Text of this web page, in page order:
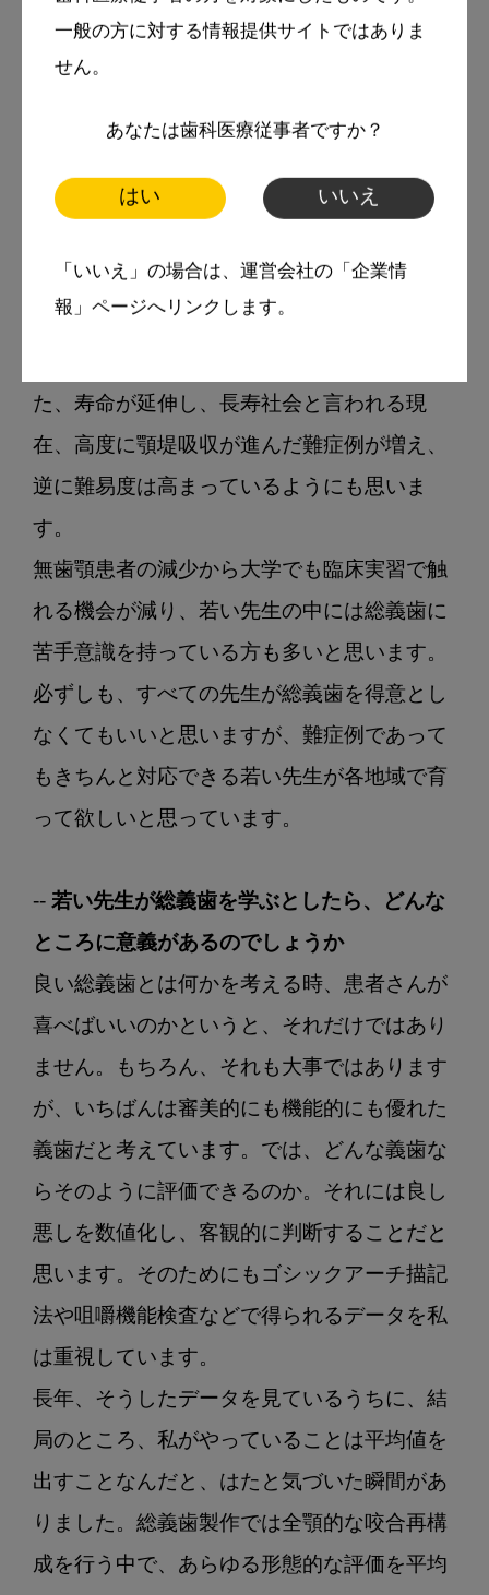
一般の方に対する情報提供サイトではありま
せん。
あなたは歯科医療従事者ですか？
はい いいえ
「いいえ」の場合は、運営会社の「企業情
報」ページへリンクします。
から、現在、無歯顎患者は減少傾向にあり、
都心部ではあまり見かけなくなりました。ま
た、若い世代ほどDMF指数が低く、人口動態
ものと思います。ただ、厚生労働省の「歯科
患者の割合は約3割で、85歳以上になると約4
割にものぼります。地方ほど総義歯治療のニ
た、寿命が延伸し、長寿社会と言われる現
在、高度に顎堤吸収が進んだ難症例が増え、
逆に難易度は高まっているようにも思いま
す。
無歯顎患者の減少から大学でも臨床実習で触
れる機会が減り、若い先生の中には総義歯に
苦手意識を持っている方も多いと思います。
必ずしも、すべての先生が総義歯を得意とし
なくてもいいと思いますが、難症例であって
もきちんと対応できる若い先生が各地域で育
って欲しいと思っています。
-- 若い先生が総義歯を学ぶとしたら、どんな
ところに意義があるのでしょうか
良い総義歯とは何かを考える時、患者さんが
喜べばいいのかというと、それだけではあり
ません。もちろん、それも大事ではあります
が、いちばんは審美的にも機能的にも優れた
義歯だと考えています。では、どんな義歯な
らそのように評価できるのか。それには良し
悪しを数値化し、客観的に判断することだと
思います。そのためにもゴシックアーチ描記
法や咀嚼機能検査などで得られるデータを私
は重視しています。
長年、そうしたデータを見ているうちに、結
局のところ、私がやっていることは平均値を
出すことなんだと、はたと気づいた瞬間があ
りました。総義歯製作では全顎的な咬合再構
成を行う中で、あらゆる形態的な評価を平均